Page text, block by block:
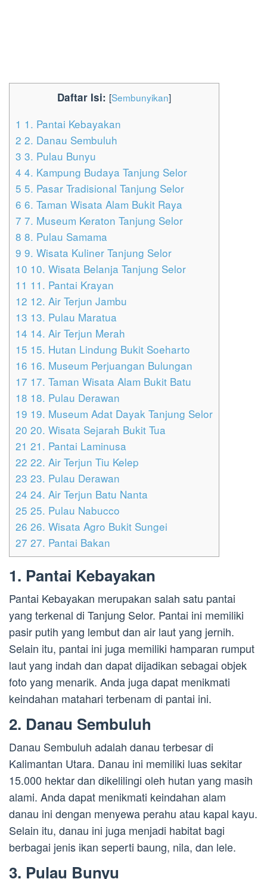
Daftar Isi: [Sembunyikan]
1 1. Pantai Kebayakan
2 2. Danau Sembuluh
3 3. Pulau Bunyu
4 4. Kampung Budaya Tanjung Selor
5 5. Pasar Tradisional Tanjung Selor
6 6. Taman Wisata Alam Bukit Raya
7 7. Museum Keraton Tanjung Selor
8 8. Pulau Samama
9 9. Wisata Kuliner Tanjung Selor
10 10. Wisata Belanja Tanjung Selor
11 11. Pantai Krayan
12 12. Air Terjun Jambu
13 13. Pulau Maratua
14 14. Air Terjun Merah
15 15. Hutan Lindung Bukit Soeharto
16 16. Museum Perjuangan Bulungan
17 17. Taman Wisata Alam Bukit Batu
18 18. Pulau Derawan
19 19. Museum Adat Dayak Tanjung Selor
20 20. Wisata Sejarah Bukit Tua
21 21. Pantai Laminusa
22 22. Air Terjun Tiu Kelep
23 23. Pulau Derawan
24 24. Air Terjun Batu Nanta
25 25. Pulau Nabucco
26 26. Wisata Agro Bukit Sungei
27 27. Pantai Bakan
1. Pantai Kebayakan
Pantai Kebayakan merupakan salah satu pantai
yang terkenal di Tanjung Selor. Pantai ini memiliki
pasir putih yang lembut dan air laut yang jernih.
Selain itu, pantai ini juga memiliki hamparan rumput
laut yang indah dan dapat dijadikan sebagai objek
foto yang menarik. Anda juga dapat menikmati
keindahan matahari terbenam di pantai ini.
2. Danau Sembuluh
Danau Sembuluh adalah danau terbesar di
Kalimantan Utara. Danau ini memiliki luas sekitar
15.000 hektar dan dikelilingi oleh hutan yang masih
alami. Anda dapat menikmati keindahan alam
danau ini dengan menyewa perahu atau kapal kayu.
Selain itu, danau ini juga menjadi habitat bagi
berbagai jenis ikan seperti baung, nila, dan lele.
3. Pulau Bunyu